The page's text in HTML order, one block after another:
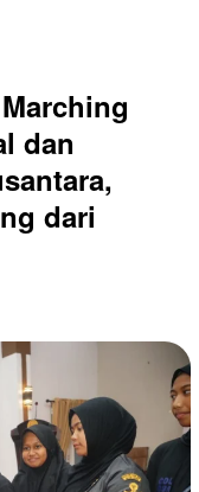
dan
dari